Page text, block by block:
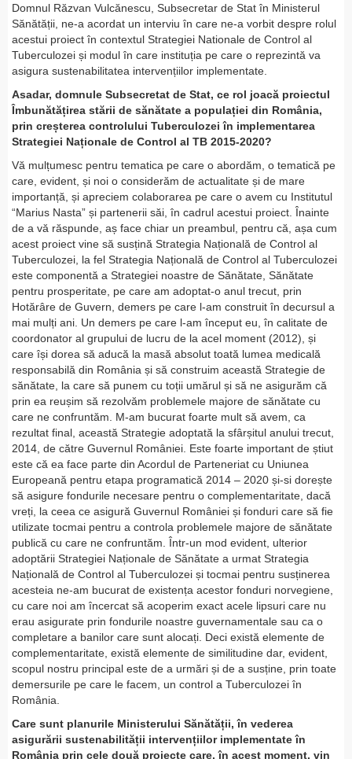
Domnul Răzvan Vulcănescu, Subsecretar de Stat în Ministerul
Sănătății, ne-a acordat un interviu în care ne-a vorbit despre rolul
acestui proiect în contextul Strategiei Nationale de Control al
Tuberculozei și modul în care instituția pe care o reprezintă va
asigura sustenabilitatea intervențiilor implementate.
Asadar, domnule Subsecretat de Stat, ce rol joacă proiectul
Îmbunătățirea stării de sănătate a populației din România,
prin creșterea controlului Tuberculozei în implementarea
Strategiei Naționale de Control al TB 2015-2020?
Vă mulțumesc pentru tematica pe care o abordăm, o tematică pe
care, evident, și noi o considerăm de actualitate și de mare
importanță, și apreciem colaborarea pe care o avem cu Institutul
“Marius Nasta” și partenerii săi, în cadrul acestui proiect. Înainte
de a vă răspunde, aș face chiar un preambul, pentru că, așa cum
acest proiect vine să susțină Strategia Națională de Control al
Tuberculozei, la fel Strategia Națională de Control al Tuberculozei
este componentă a Strategiei noastre de Sănătate, Sănătate
pentru prosperitate, pe care am adoptat-o anul trecut, prin
Hotărâre de Guvern, demers pe care l-am construit în decursul a
mai mulți ani. Un demers pe care l-am început eu, în calitate de
coordonator al grupului de lucru de la acel moment (2012), și
care își dorea să aducă la masă absolut toată lumea medicală
responsabilă din România și să construim această Strategie de
sănătate, la care să punem cu toții umărul și să ne asigurăm că
prin ea reușim să rezolvăm problemele majore de sănătate cu
care ne confruntăm. M-am bucurat foarte mult să avem, ca
rezultat final, această Strategie adoptată la sfârșitul anului trecut,
2014, de către Guvernul României. Este foarte important de știut
este că ea face parte din Acordul de Parteneriat cu Uniunea
Europeană pentru etapa programatică 2014 – 2020 și-si dorește
să asigure fondurile necesare pentru o complementaritate, dacă
vreți, la ceea ce asigură Guvernul României și fonduri care să fie
utilizate tocmai pentru a controla problemele majore de sănătate
publică cu care ne confruntăm. Într-un mod evident, ulterior
adoptării Strategiei Naționale de Sănătate a urmat Strategia
Națională de Control al Tuberculozei și tocmai pentru susținerea
acesteia ne-am bucurat de existența acestor fonduri norvegiene,
cu care noi am încercat să acoperim exact acele lipsuri care nu
erau asigurate prin fondurile noastre guvernamentale sau ca o
completare a banilor care sunt alocați. Deci există elemente de
complementaritate, există elemente de similitudine dar, evident,
scopul nostru principal este de a urmări și de a susține, prin toate
demersurile pe care le facem, un control a Tuberculozei în
România.
Care sunt planurile Ministerului Sănătății, în vederea
asigurării sustenabilității intervențiilor implementate în
România prin cele două proiecte care, în acest moment, vin